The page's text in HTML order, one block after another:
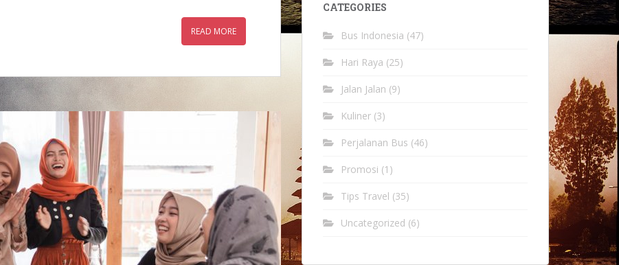
READ MORE
CATEGORIES
Bus Indonesia (47)
Hari Raya (25)
Jalan Jalan (9)
Kuliner (3)
Perjalanan Bus (46)
Promosi (1)
Tips Travel (35)
Uncategorized (6)